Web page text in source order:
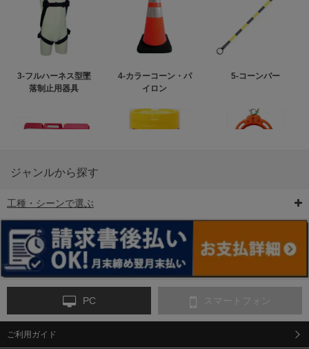
3-フルハーネス型墜
落制止用器具
4-カラーコーン・パ
イロン
5-コーンバー
6-矢印板/LED矢印板
ンス
9-点字マット・タイ
ジャンルから探す
工種・シーンで選ぶ
PC スマートフォン
ご利用ガイド